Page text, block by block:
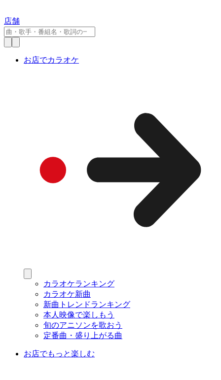
店舗
お店でカラオケ
カラオケランキング
カラオケ新曲
新曲トレンドランキング
本人映像で楽しもう
旬のアニソンを歌おう
定番曲・盛り上がる曲
お店でもっと楽しむ